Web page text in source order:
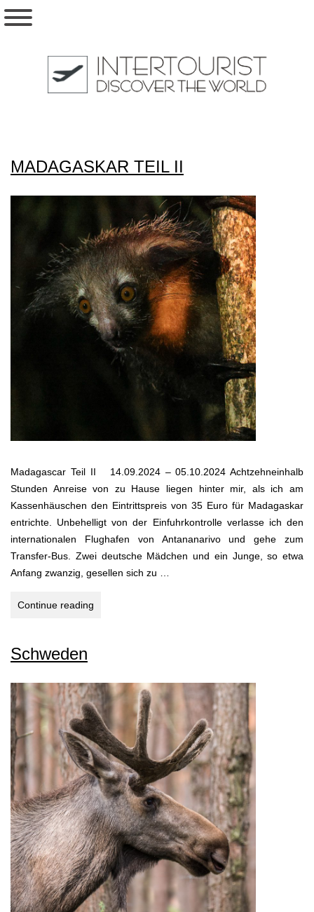
MADAGASKAR TEIL II
Madagascar Teil II 14.09.2024 – 05.10.2024 Achtzehneinhalb
Stunden Anreise von zu Hause liegen hinter mir, als ich am
Kassenhäuschen den Eintrittspreis von 35 Euro für Madagaskar
entrichte. Unbehelligt von der Einfuhrkontrolle verlasse ich den
internationalen Flughafen von Antananarivo und gehe zum
Transfer-Bus. Zwei deutsche Mädchen und ein Junge, so etwa
Anfang zwanzig, gesellen sich zu …
Continue reading
Schweden